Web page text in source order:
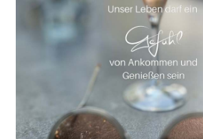
Digitale Lebenspostkarten
Gutscheine und Aktionen
Impressum